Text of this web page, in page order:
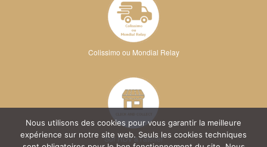
Colissimo ou Mondial Relay
Sur RDV à l'atelier
Nous utilisons des cookies pour vous garantir la meilleure
expérience sur notre site web. Seuls les cookies techniques